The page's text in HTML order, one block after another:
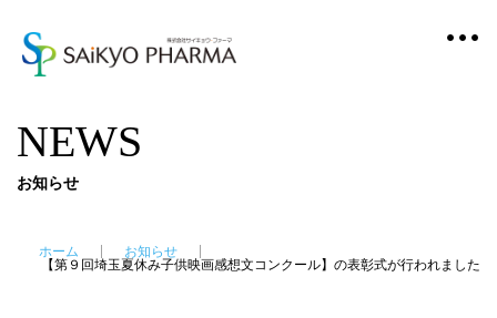
NEWS
お知らせ
ホーム
お知らせ
【第９回埼玉夏休み子供映画感想文コンクール】の表彰式が行われました